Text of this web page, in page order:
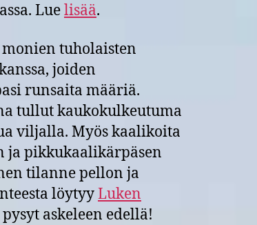
Luelisää.
tuholaisten
joiden
runsaita määriä.
tullut kaukokulkeutuma
viljalla. Myös kaalikoita
ja pikkukaalikärpäsen
tilanne pellon ja
löytyyLuken
askeleen edellä!